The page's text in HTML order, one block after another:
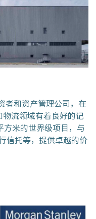
者和资产管理公司，在
流领域有着良好的记
方米的世界级项目，与
信托等，提供卓越的价